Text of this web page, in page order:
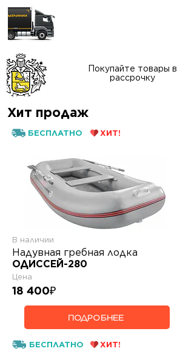
Покупайте товары в
рассрочку
Хит продаж
Надувная гребная лодка
ОДИССЕЙ-280
В наличии
Цена
18 400₽
БЕСПЛАТНО ХИТ!
ПОДРОБНЕЕ
БЕСПЛАТНО ХИТ!